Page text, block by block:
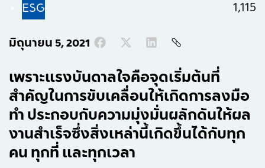
ESG 1,115
มิถุนายน 5, 2021
เพราะแรงบันดาลใจคือจุดเริ่มต้นที่
สำคัญในการขับเคลื่อนให้เกิดการลงมือ
ทำ ประกอบกับความมุ่งมั่นผลักดันให้ผล
งานสำเร็จซึ่งสิ่งเหล่านี้เกิดขึ้นได้กับทุก
คน ทุกที่ และทุกเวลา